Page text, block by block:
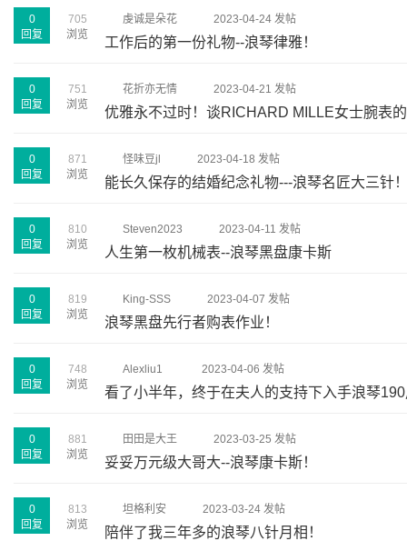
0
回复
705
浏览
虔诚是朵花 2023-04-24 发帖
工作后的第一份礼物--浪琴律雅！
0
回复
751
浏览
花折亦无情 2023-04-21 发帖
优雅永不过时！谈RICHARD MILLE女士腕表
0
回复
871
浏览
怪味豆jl 2023-04-18 发帖
能长久保存的结婚纪念礼物---浪琴名匠大三针
0
回复
810
浏览
Steven2023 2023-04-11 发帖
人生第一枚机械表--浪琴黑盘康卡斯
0
回复
819
浏览
King-SSS 2023-04-07 发帖
浪琴黑盘先行者购表作业！
0
回复
748
浏览
Alexliu1 2023-04-06 发帖
看了小半年，终于在夫人的支持下入手浪琴
0
回复
881
浏览
田田是大王 2023-03-25 发帖
妥妥万元级大哥大--浪琴康卡斯！
0
回复
813
浏览
坦格利安 2023-03-24 发帖
陪伴了我三年多的浪琴八针月相！